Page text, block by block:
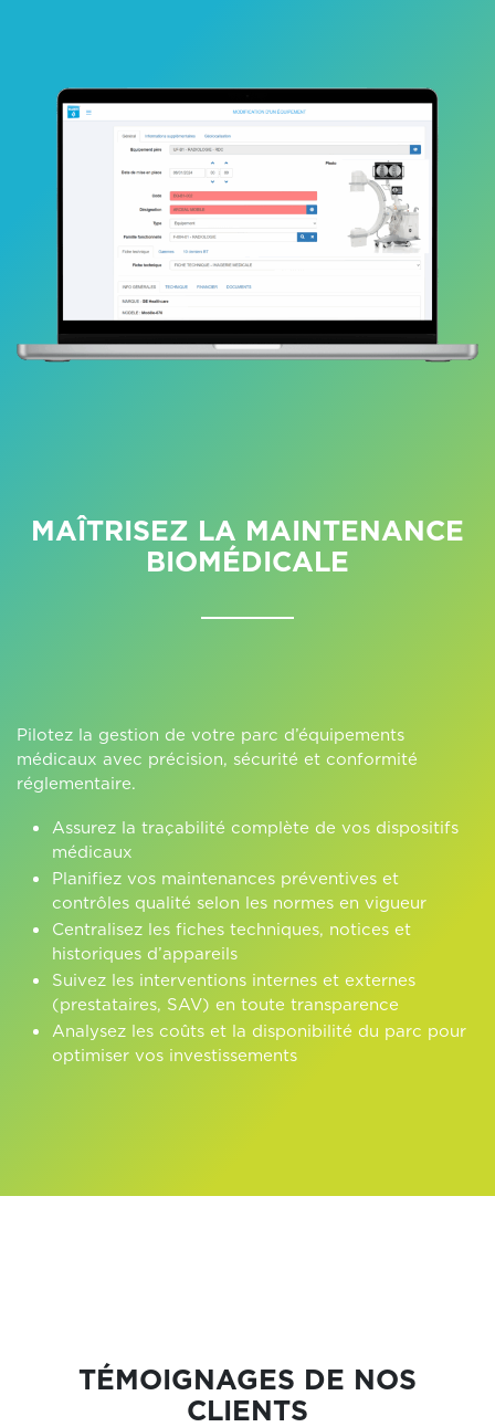
MAÎTRISEZ LA MAINTENANCE
BIOMÉDICALE
Pilotez la gestion de votre parc d’équipements
médicaux avec précision, sécurité et conformité
réglementaire.
Assurez la traçabilité complète de vos dispositifs
médicaux
Planifiez vos maintenances préventives et
contrôles qualité selon les normes en vigueur
Centralisez les fiches techniques, notices et
historiques d’appareils
Suivez les interventions internes et externes
(prestataires, SAV) en toute transparence
Analysez les coûts et la disponibilité du parc pour
optimiser vos investissements
TÉMOIGNAGES DE NOS
CLIENTS